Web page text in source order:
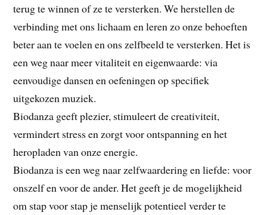
terug te winnen of ze te versterken. We herstellen de
verbinding met ons lichaam en leren zo onze behoeften
beter aan te voelen en ons zelfbeeld te versterken. Het is
een weg naar meer vitaliteit en eigenwaarde: via
eenvoudige dansen en oefeningen op specifiek
uitgekozen muziek.
Biodanza geeft plezier, stimuleert de creativiteit,
vermindert stress en zorgt voor ontspanning en het
heropladen van onze energie.
Biodanza is een weg naar zelfwaardering en liefde: voor
onszelf en voor de ander. Het geeft je de mogelijkheid
om stap voor stap je menselijk potentieel verder te